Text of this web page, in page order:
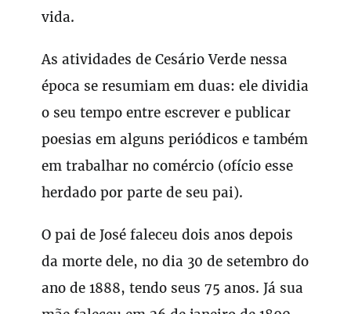
vida.
As atividades de Cesário Verde nessa
época se resumiam em duas: ele dividia
o seu tempo entre escrever e publicar
poesias em alguns periódicos e também
em trabalhar no comércio (ofício esse
herdado por parte de seu pai).
O pai de José faleceu dois anos depois
da morte dele, no dia 30 de setembro do
ano de 1888, tendo seus 75 anos. Já sua